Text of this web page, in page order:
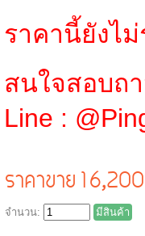
ราคานี้ยังไ
สนใจสอบถ
Line :
ราคาขาย
จำนวน: มีสินค้า